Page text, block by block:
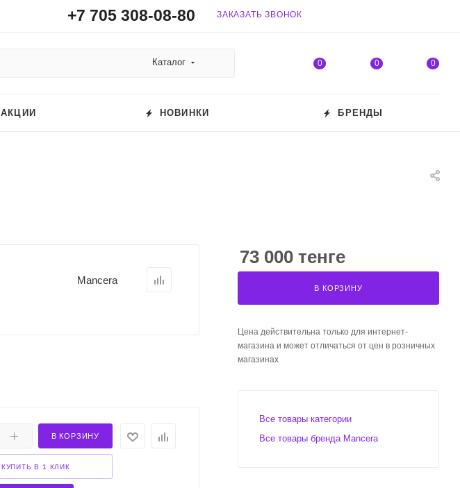
+7 705 308-08-80 ЗАКАЗАТЬ ЗВОНОК
Каталог 0 0 0
АКЦИИ НОВИНКИ БРЕНДЫ
Mancera
В КОРЗИНУ
КУПИТЬ В 1 КЛИК
73 000 тенге
В КОРЗИНУ
Цена действительна только для интернет-
магазина и может отличаться от цен в розничных
магазинах
Все товары категории
Все товары бренда Mancera